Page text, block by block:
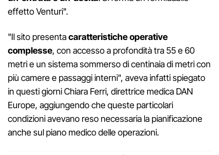
effetto Venturi".
"Il sito presentacaratteristiche operative
complesse, con accesso a profondità tra 55 e 60
metri e un sistema sommerso di centinaia di metri con
più camere e passaggi interni", aveva infatti spiegato
in questi giorni Chiara Ferri, direttrice medica DAN
Europe, aggiungendo che queste particolari
condizioni avevano reso necessaria la pianificazione
anche sul piano medico delle operazioni.